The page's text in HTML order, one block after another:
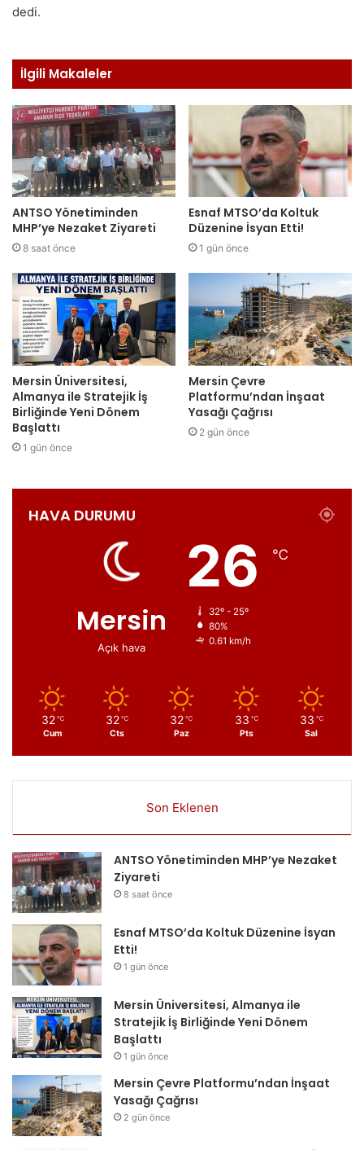
dedi.
İlgili Makaleler
ANTSO Yönetiminden
MHP’ye Nezaket Ziyareti
8 saat önce
Esnaf MTSO’da Koltuk
Düzenine İsyan Etti!
1 gün önce
Mersin Üniversitesi,
Almanya ile Stratejik İş
Birliğinde Yeni Dönem
Başlattı
1 gün önce
Mersin Çevre
Platformu’ndan İnşaat
Yasağı Çağrısı
2 gün önce
HAVA DURUMU
Mersin
Açık hava
26 ℃
32º - 25º
80%
0.61 km/h
32 ℃
Cum
32 ℃
Cts
32 ℃
Paz
33 ℃
Pts
33 ℃
Sal
Son Eklenen
ANTSO Yönetiminden MHP’ye Nezaket
Ziyareti
8 saat önce
Esnaf MTSO’da Koltuk Düzenine İsyan
Etti!
1 gün önce
Mersin Üniversitesi, Almanya ile
Stratejik İş Birliğinde Yeni Dönem
Başlattı
1 gün önce
Mersin Çevre Platformu’ndan İnşaat
Yasağı Çağrısı
2 gün önce